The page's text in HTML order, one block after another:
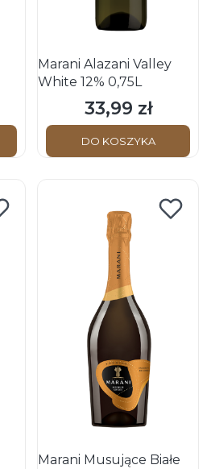
Marani Alazani Valley
White 12% 0,75L
Cena
33,99 zł
DO KOSZYKA
Marani Musujące Białe